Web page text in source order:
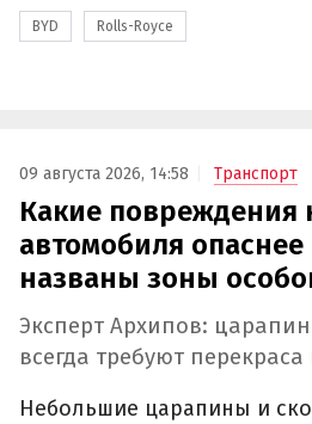
BYD Rolls-Royce
09 августа 2026, 14:58 Транспорт
Какие повреждения
автомобиля
названы зоны
Эксперт Архипов:
всегда требуют
Небольшие царапины и